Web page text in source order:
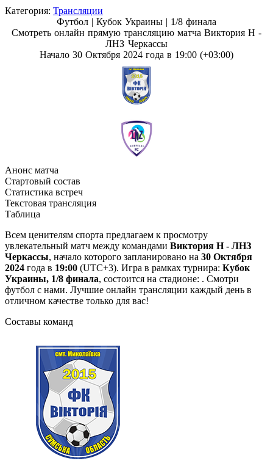
Категория: Трансляции
Футбол | Кубок Украины | 1/8 финала
Смотреть онлайн прямую трансляцию матча Виктория Н -
ЛНЗ Черкассы
Начало 30 Октября 2024 года в 19:00 (+03:00)
Анонс матча
Стартовый состав
Статистика встреч
Текстовая трансляция
Таблица
Всем ценителям спорта предлагаем к просмотру
увлекательный матч между командами Виктория Н - ЛНЗ
Черкассы, начало которого запланировано на 30 Октября
2024 года в 19:00 (UTC+3). Игра в рамках турнира: Кубок
Украины, 1/8 финала, состоится на стадионе: . Смотри
футбол с нами. Лучшие онлайн трансляции каждый день в
отличном качестве только для вас!
Составы команд